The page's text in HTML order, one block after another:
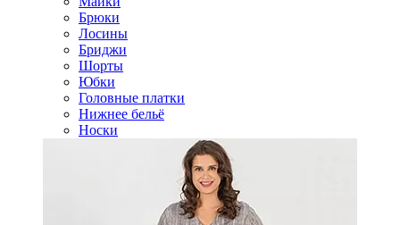
Брюки
Лосины
Бриджи
Шорты
Юбки
Головные платки
Нижнее бельё
Носки